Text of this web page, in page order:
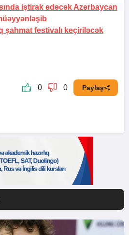
iştirak edəcək Azərbaycan
şahmat festivalı keçiriləcək
0 0 Paylaş